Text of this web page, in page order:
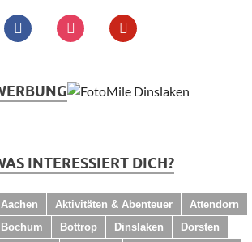
INTERESSIERT DICH?
Aachen Aktivitäten & Abenteuer
Attendorn
Bochum
Bottrop Dinslaken
Dorsten